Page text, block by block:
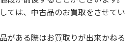
ては、中古品のお買取をさせてい
がある際はお買取りが出来かねる